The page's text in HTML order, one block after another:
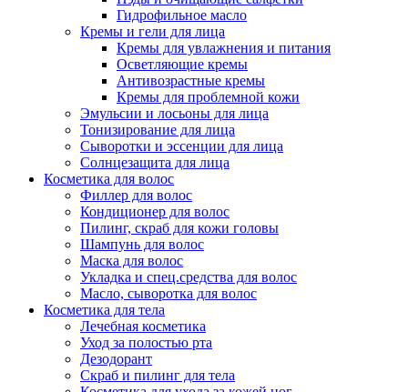
Гидрофильное масло
Кремы и гели для лица
Кремы для увлажнения и питания
Осветляющие кремы
Антивозрастные кремы
Кремы для проблемной кожи
Эмульсии и лосьоны для лица
Тонизирование для лица
Сыворотки и эссенции для лица
Солнцезащита для лица
Косметика для волос
Филлер для волос
Кондиционер для волос
Пилинг, скраб для кожи головы
Шампунь для волос
Маска для волос
Укладка и спец.средства для волос
Масло, сыворотка для волос
Косметика для тела
Лечебная косметика
Уход за полостью рта
Дезодорант
Скраб и пилинг для тела